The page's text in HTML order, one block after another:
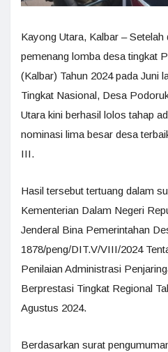
Kayong Utara, Kalbar – Setelah
pemenang lomba desa tingkat
(Kalbar) Tahun 2024 pada Juni
Tingkat Nasional, Desa
Utara kini berhasil lolos tahap
nominasi lima besar desa
III.
Hasil tersebut tertuang dalam
Kementerian Dalam Negeri
Jenderal Bina Pemerintahan
1878/peng/DIT.V/VIII/2024
Penilaian Administrasi
Berprestasi Tingkat Regional
Agustus 2024.
Berdasarkan surat